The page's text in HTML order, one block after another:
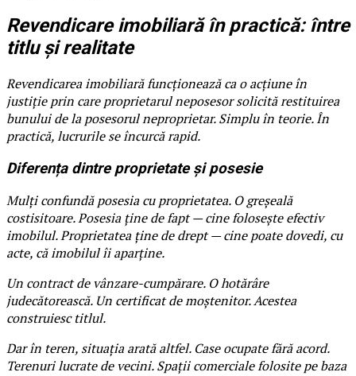
Revendicare imobiliară în practică: între
titlu și realitate
Revendicarea imobiliară funcționează ca o acțiune în
justiție prin care proprietarul neposesor solicită restituirea
bunului de la posesorul neproprietar. Simplu în teorie. În
practică, lucrurile se încurcă rapid.
Diferența dintre proprietate și posesie
Mulți confundă posesia cu proprietatea. O greșeală
costisitoare. Posesia ține de fapt — cine folosește efectiv
imobilul. Proprietatea ține de drept — cine poate dovedi, cu
acte, că imobilul îi aparține.
Un contract de vânzare-cumpărare. O hotărâre
judecătorească. Un certificat de moștenitor. Acestea
construiesc titlul.
Dar în teren, situația arată altfel. Case ocupate fără acord.
Terenuri lucrate de vecini. Spații comerciale folosite pe baza